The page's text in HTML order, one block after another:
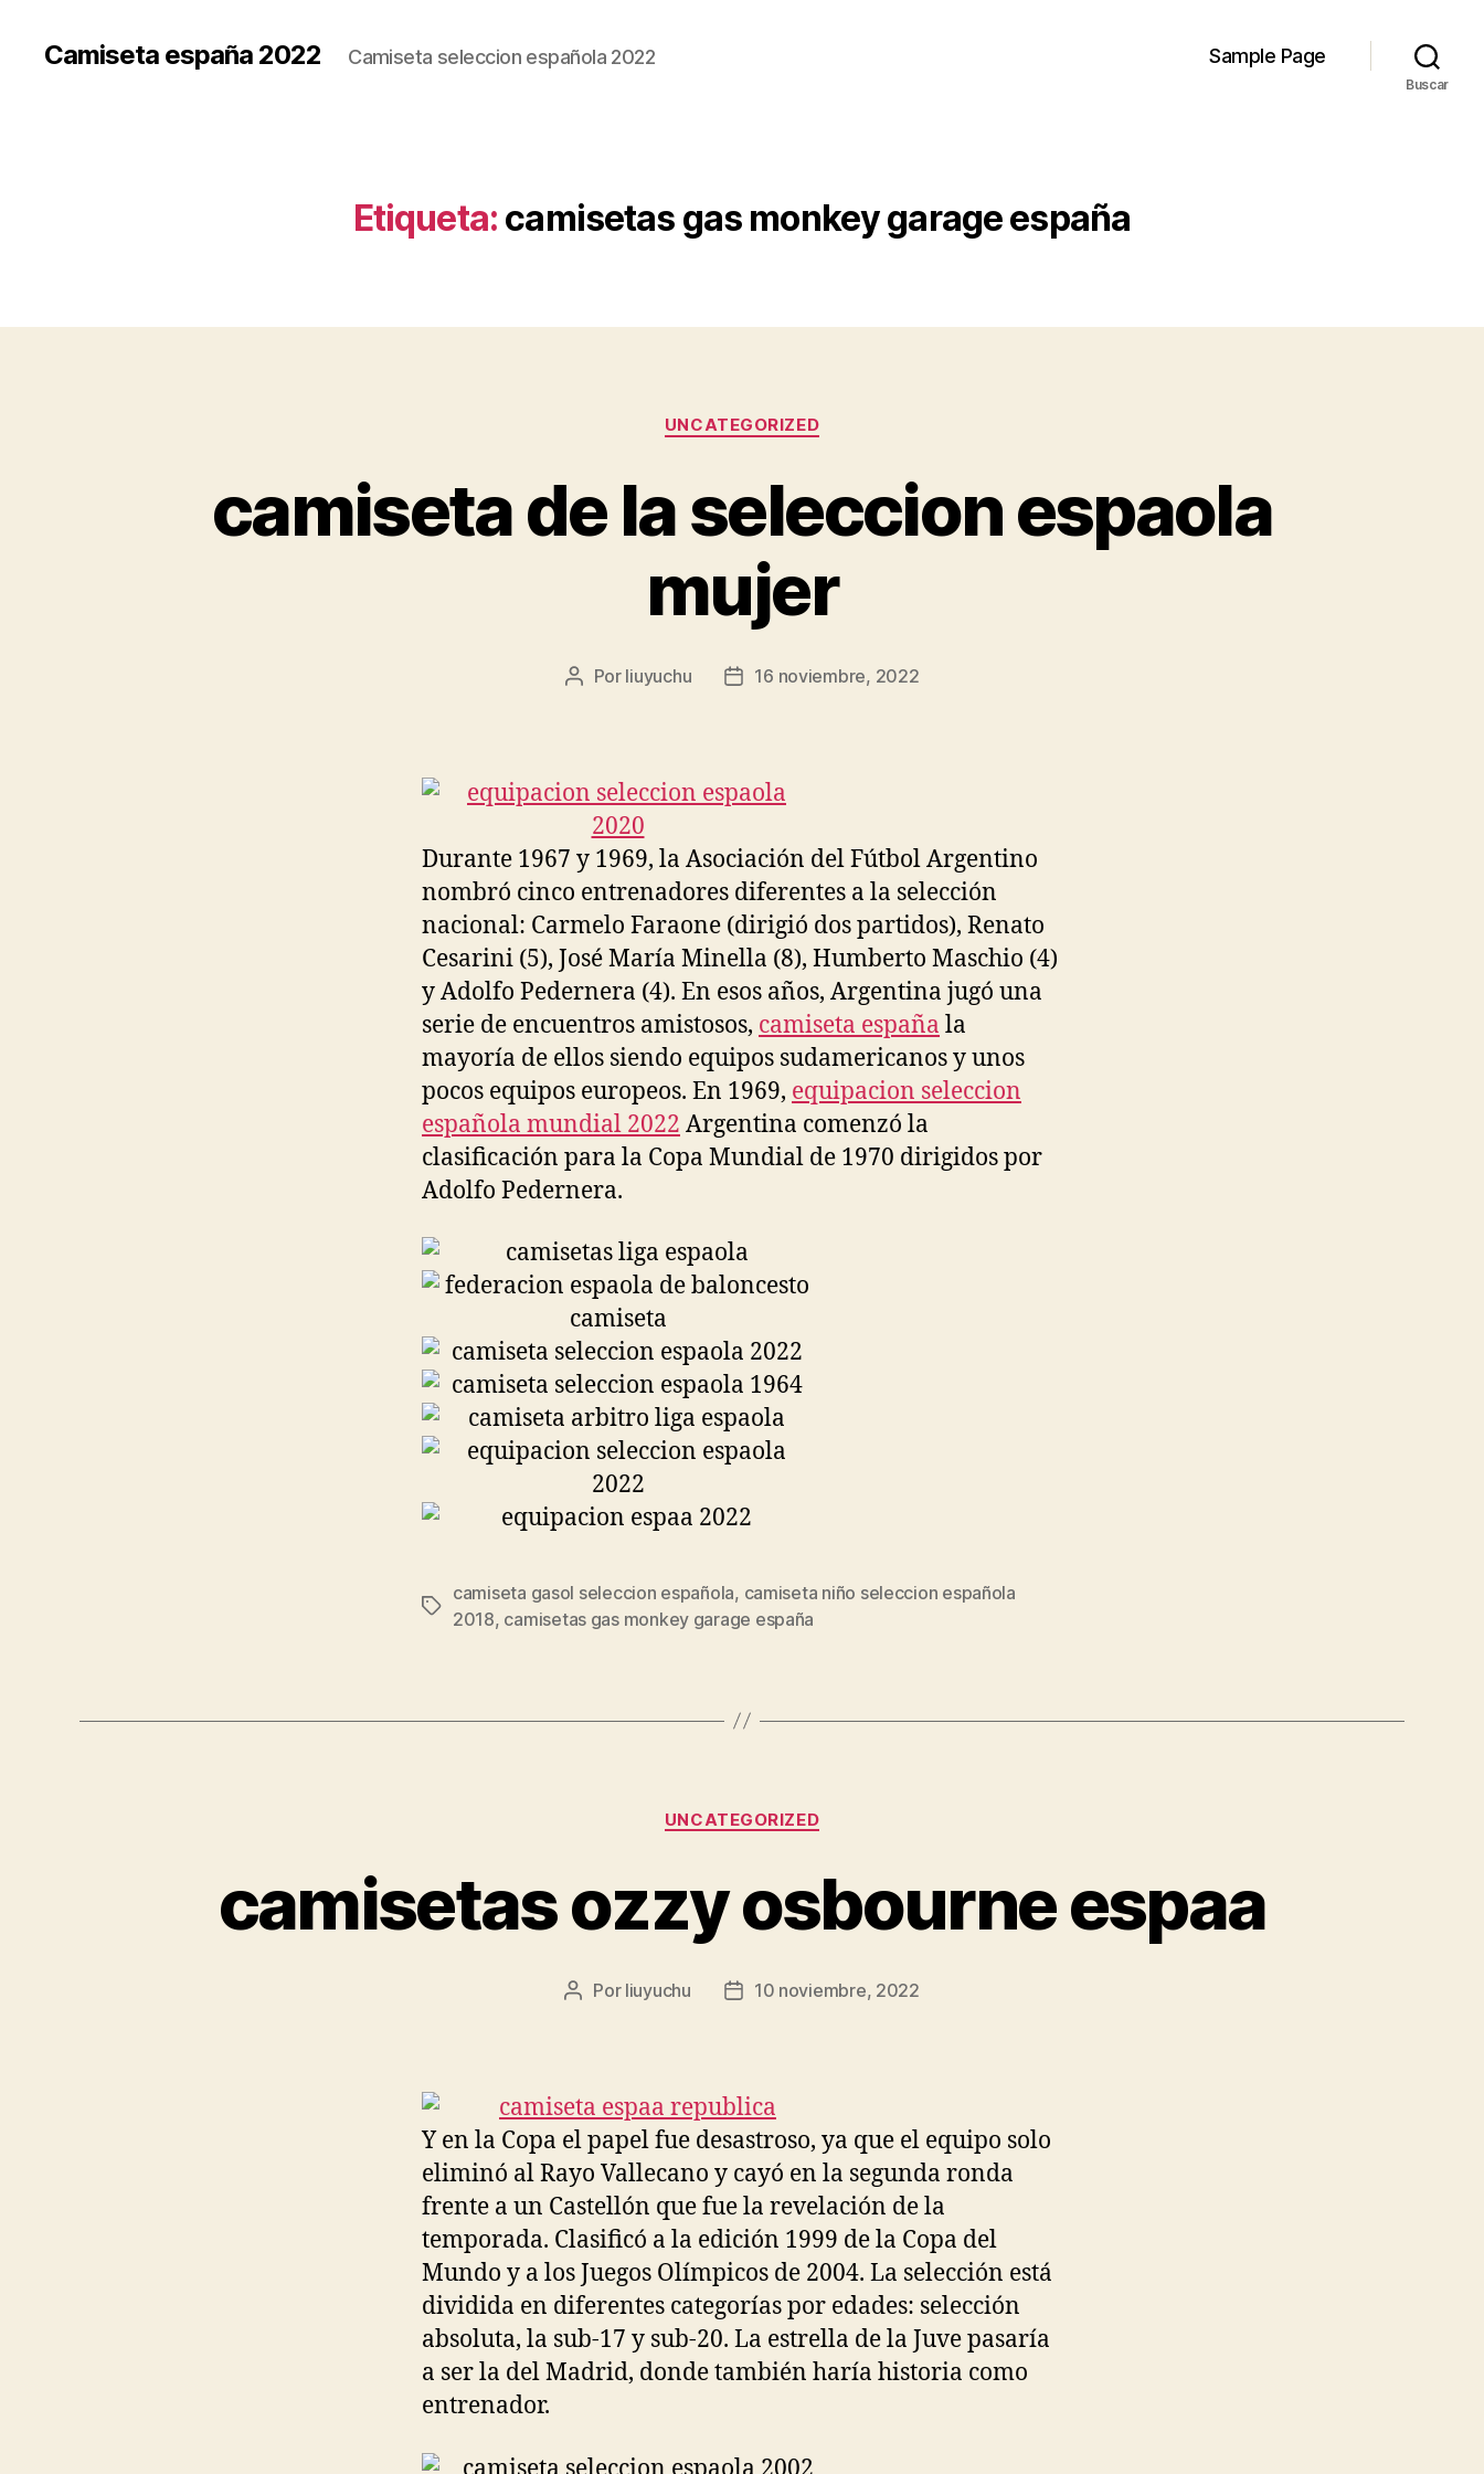
Camiseta españa 2022 Camiseta seleccion española 2022 Sample Page
Buscar
Etiqueta: camisetas gas monkey garage españa
Categorías
UNCATEGORIZED
camiseta de la seleccion espaola
mujer
Autor
Por liuyuchu
Fecha16 noviembre, 2022
Durante 1967 y 1969, la Asociación del Fútbol Argentino
nombró cinco entrenadores diferentes a la selección
nacional: Carmelo Faraone (dirigió dos partidos), Renato
Cesarini (5), José María Minella (8), Humberto Maschio (4)
y Adolfo Pedernera (4). En esos años, Argentina jugó una
serie de encuentros amistosos, camiseta españa la
mayoría de ellos siendo equipos sudamericanos y unos
pocos equipos europeos. En 1969, equipacion seleccion
española mundial 2022 Argentina comenzó la
clasificación para la Copa Mundial de 1970 dirigidos por
Adolfo Pedernera.
Etiquetas
camiseta gasol seleccion española, camiseta niño seleccion española
2018, camisetas gas monkey garage españa
Categorías
UNCATEGORIZED
camisetas ozzy osbourne espaa
Autor
Por liuyuchu
Fecha10 noviembre, 2022
Y en la Copa el papel fue desastroso, ya que el equipo solo
eliminó al Rayo Vallecano y cayó en la segunda ronda
frente a un Castellón que fue la revelación de la
temporada. Clasificó a la edición 1999 de la Copa del
Mundo y a los Juegos Olímpicos de 2004. La selección está
dividida en diferentes categorías por edades: selección
absoluta, la sub-17 y sub-20. La estrella de la Juve pasaría
a ser la del Madrid, donde también haría historia como
entrenador.